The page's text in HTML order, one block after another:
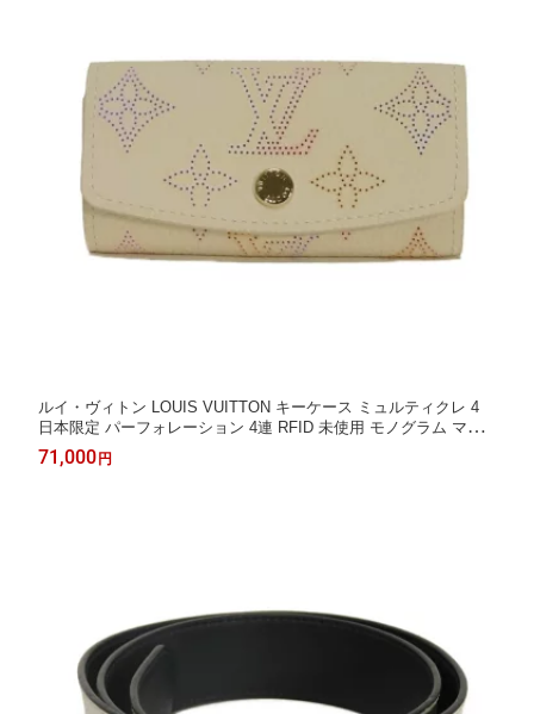
ルイ・ヴィトン LOUIS VUITTON キーケース ミュルティクレ 4
日本限定 パーフォレーション 4連 RFID 未使用 モノグラム マヒ
ナ ドリームベージュ M25629 メンズ レディース エレガント 高級
上品 大人 ブランド【中古】
71,000円